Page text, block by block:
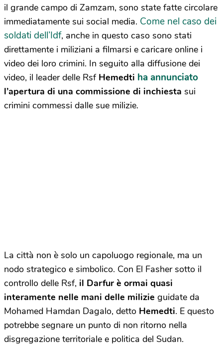
il grande campo di Zamzam, sono state fatte circolare
immediatamente sui social media. Come nel caso dei
soldati dell’Idf, anche in questo caso sono stati
direttamente i miliziani a filmarsi e caricare online i
video dei loro crimini. In seguito alla diffusione dei
video, il leader delle Rsf Hemedti ha annunciato
l’apertura di una commissione di inchiesta sui
crimini commessi dalle sue milizie.
La città non è solo un capoluogo regionale, ma un
nodo strategico e simbolico. Con El Fasher sotto il
controllo delle Rsf, il Darfur è ormai quasi
interamente nelle mani delle milizie guidate da
Mohamed Hamdan Dagalo, detto Hemedti. E questo
potrebbe segnare un punto di non ritorno nella
disgregazione territoriale e politica del Sudan.